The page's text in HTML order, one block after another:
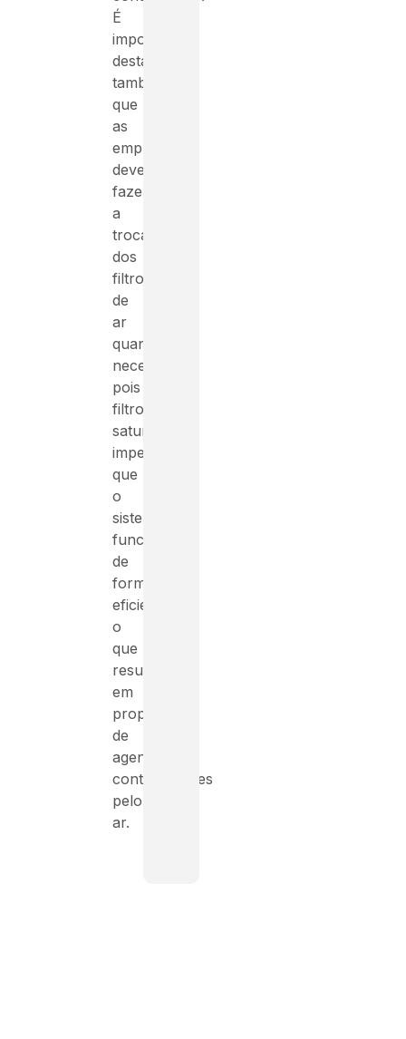
É
importante
destacar
também
que
as
empresas
devem
fazer
a
troca
dos
filtros
de
ar
quando
necessário,
pois
filtros
saturados
impedem
que
o
sistema
funcione
de
forma
eficiente,
o
que
resultará
em
propagação
de
agentes
contaminantes
pelo
ar.